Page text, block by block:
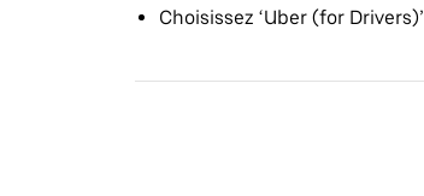
Choisissez ‘Uber (for Drivers)’